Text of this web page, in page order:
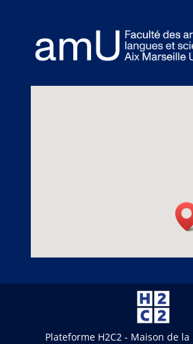
Plateforme H2C2 - Maison de